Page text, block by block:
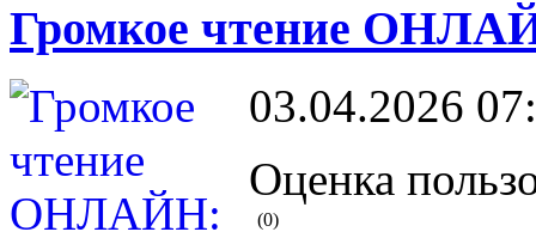
Громкое чтение
03.04.2026
Оценка
(0)